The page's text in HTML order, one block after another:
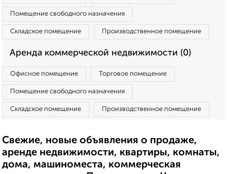
Помещение свободного назначения
Складское помещение Производственное помещение
Аренда коммерческой недвижимости (0)
Офисное помещение Торговое помещение
Помещение свободного назначения
Складское помещение Производственное помещение
Свежие, новые объявления о продаже,
аренде недвижимости, квартиры, комнаты,
дома, машиноместа, коммерческая